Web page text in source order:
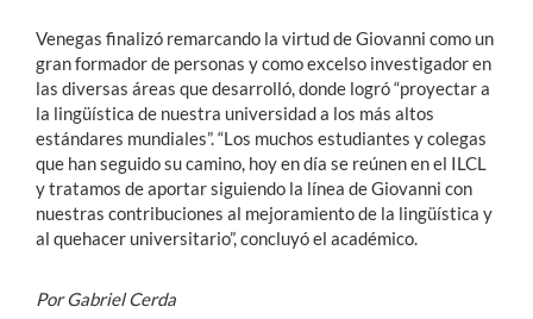
Venegas finalizó remarcando la virtud de Giovanni como un
gran formador de personas y como excelso investigador en
las diversas áreas que desarrolló, donde logró “proyectar a
la lingüística de nuestra universidad a los más altos
estándares mundiales”. “Los muchos estudiantes y colegas
que han seguido su camino, hoy en día se reúnen en el ILCL
y tratamos de aportar siguiendo la línea de Giovanni con
nuestras contribuciones al mejoramiento de la lingüística y
al quehacer universitario”, concluyó el académico.
Por Gabriel Cerda